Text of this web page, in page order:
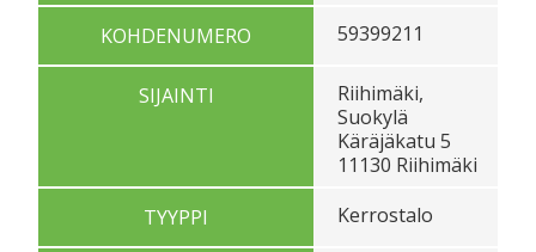
KOHDENUMERO 59399211
SIJAINTI
Riihimäki,
Suokylä
Käräjäkatu 5
11130 Riihimäki
TYYPPI
Kerrostalo